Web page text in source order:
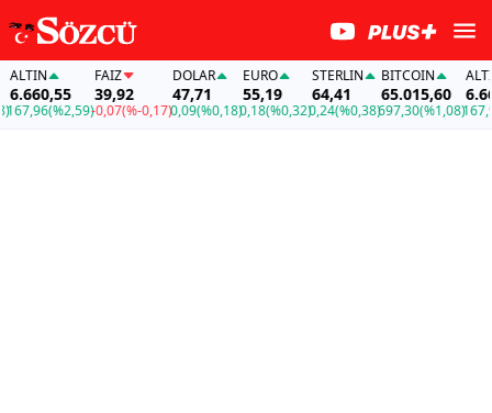
(%2,59)
FAİZ
39,92
-0,07(%-0,17)
DOLAR
47,71
0,09(%0,18)
EURO
55,19
0,18(%0,32)
STERLIN
64,41
0,24(%0,38)
BITCOIN
65.015,60
697,30(%1,08)
ALTIN
167,96